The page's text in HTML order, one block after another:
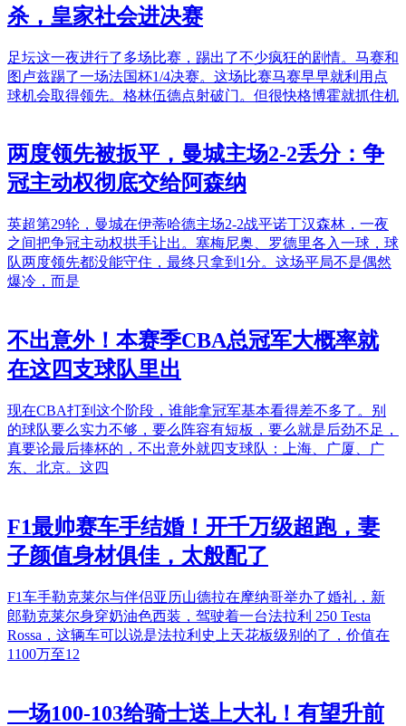
杀，皇家社会进决赛
足坛这一夜进行了多场比赛，踢出了不少疯狂的剧情。马赛和
图卢兹踢了一场法国杯1/4决赛。这场比赛马赛早早就利用点
球机会取得领先。格林伍德点射破门。但很快格博霍就抓住机
两度领先被扳平，曼城主场2-2丢分：争
冠主动权彻底交给阿森纳
英超第29轮，曼城在伊蒂哈德主场2-2战平诺丁汉森林，一夜
之间把争冠主动权拱手让出。塞梅尼奥、罗德里各入一球，球
队两度领先都没能守住，最终只拿到1分。这场平局不是偶然
爆冷，而是
不出意外！本赛季CBA总冠军大概率就
在这四支球队里出
现在CBA打到这个阶段，谁能拿冠军基本看得差不多了。别
的球队要么实力不够，要么阵容有短板，要么就是后劲不足，
真要论最后捧杯的，不出意外就四支球队：上海、广厦、广
东、北京。这四
F1最帅赛车手结婚！开千万级超跑，妻
子颜值身材俱佳，太般配了
F1车手勒克莱尔与伴侣亚历山德拉在摩纳哥举办了婚礼，新
郎勒克莱尔身穿奶油色西装，驾驶着一台法拉利 250 Testa
Rossa，这辆车可以说是法拉利史上天花板级别的了，价值在
1100万至12
一场100-103给骑士送上大礼！有望升前